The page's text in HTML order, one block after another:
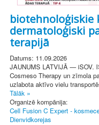
biotehnoloģiskie
dermatoloģiski
terapijā
Datums: 11.09.2026
JAUNUMS LATVIJĀ — iSOV.
Cosmeso Therapy un zīmola
uzlabota aktīvo vielu
Tālāk »
Organizē kompānija:
Cell Fusion C Expert -
Dienvidkorejas